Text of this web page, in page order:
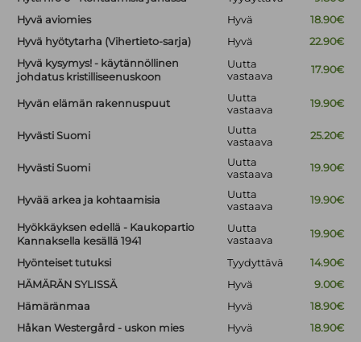
Hyvä aviomies
Hyvä
18.90€
Hyvä hyötytarha (Vihertieto-sarja)
Hyvä
22.90€
Hyvä kysymys! - käytännöllinen
johdatus kristilliseenuskoon
Uutta
vastaava
17.90€
Hyvän elämän rakennuspuut
Uutta
vastaava
19.90€
Hyvästi Suomi
Uutta
vastaava
25.20€
Hyvästi Suomi
Uutta
vastaava
19.90€
Hyvää arkea ja kohtaamisia
Uutta
vastaava
19.90€
Hyökkäyksen edellä - Kaukopartio
Kannaksella kesällä 1941
Uutta
vastaava
19.90€
Hyönteiset tutuksi Tyydyttävä
14.90€
HÄMÄRÄN SYLISSÄ
Hyvä
9.00€
Hämäränmaa
Hyvä
18.90€
Håkan Westergård - uskon mies
Hyvä 18.90€